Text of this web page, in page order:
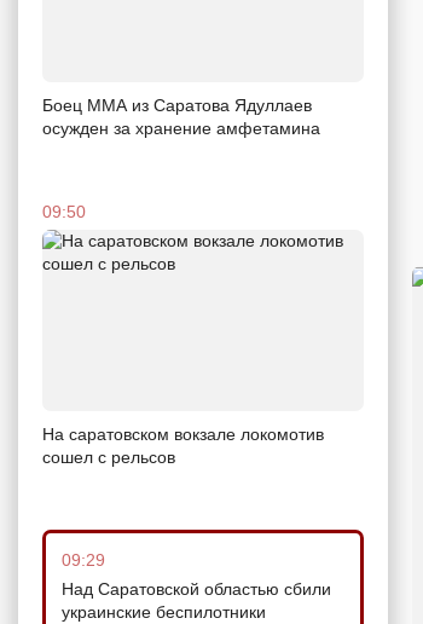
Боец ММА из Саратова Ядуллаев
осужден за хранение амфетамина
09:50
На саратовском вокзале локомотив
сошел с рельсов
09:29
Над Саратовской областью сбили
украинские беспилотники